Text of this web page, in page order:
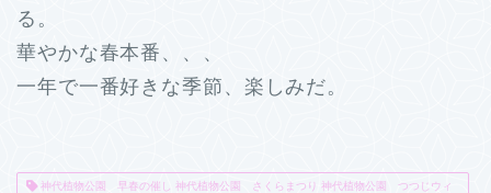
る。
華やかな春本番、、、
一年で一番好きな季節、楽しみだ。
神代植物公園 早春の催し 神代植物公園 さくらまつり 神代植物公園 つつじウィ